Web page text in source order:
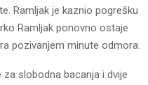
Ramljak je kaznio pogrešku
Ramljak ponovno ostaje
pozivanjem minute odmora.
slobodna bacanja i dvije